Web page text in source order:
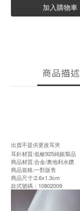
加入購物車
商品描述
出貨不提供更改耳夾
耳針材質:低敏925純銀製品
商品材質:合金/奧地利水鑽
商品規格:一對販售
商品尺寸:2.6x1.3cm
款式號碼：10802009